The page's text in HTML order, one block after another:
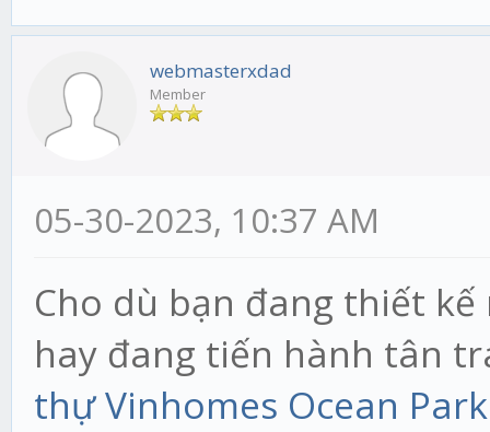
webmasterxdad
Member
05-30-2023, 10:37 AM
Cho dù bạn đang thiết
hay đang tiến hành tân
thự Vinhomes Ocean